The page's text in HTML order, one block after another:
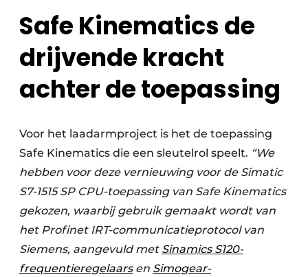
Safe Kinematics de
drijvende kracht
achter de toepassing
Voor het laadarmproject is het de toepassing
Safe Kinematics die een sleutelrol speelt. “We
hebben voor deze vernieuwing voor de Simatic
S7-1515 SP CPU-toepassing van Safe Kinematics
gekozen, waarbij gebruik gemaakt wordt van
het Profinet IRT-communicatieprotocol van
Siemens, aangevuld met Sinamics S120-
frequentieregelaarsen Simogear-